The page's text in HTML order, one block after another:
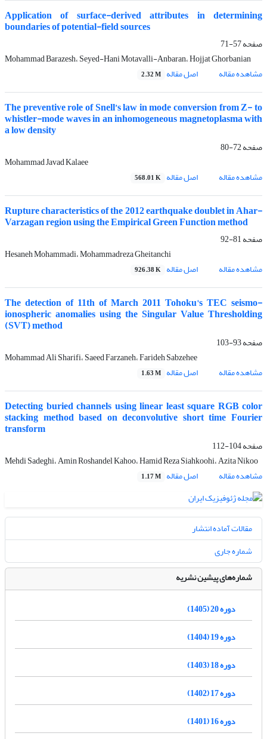
Application of surface-derived attributes in determining
boundaries of potential-field sources
صفحه57-71
Mohammad Barazesh، Seyed-Hani Motavalli-Anbaran، Hojjat Ghorbanian
مشاهده مقاله
اصل مقاله 2.32 M
The preventive role of Snell’s law in mode conversion from Z- to
whistler-mode waves in an inhomogeneous magnetoplasma with
a low density
صفحه72-80
Mohammad Javad Kalaee
مشاهده مقاله
اصل مقاله 568.01 K
Rupture characteristics of the 2012 earthquake doublet in Ahar-
Varzagan region using the Empirical Green Function method
صفحه81-92
Hesaneh Mohammadi، Mohammadreza Gheitanchi
مشاهده مقاله
اصل مقاله 926.38 K
The detection of 11th of March 2011 Tohoku's TEC seismo-
ionospheric anomalies using the Singular Value Thresholding
(SVT) method
صفحه93-103
Mohammad Ali Sharifi، Saeed Farzaneh، Farideh Sabzehee
مشاهده مقاله
اصل مقاله 1.63 M
Detecting buried channels using linear least square RGB color
stacking method based on deconvolutive short time Fourier
transform
صفحه104-112
Mehdi Sadeghi، Amin Roshandel Kahoo، Hamid Reza Siahkoohi، Azita Nikoo
مشاهده مقاله
اصل مقاله 1.17 M
مقالات آماده انتشار
شماره جاری
شماره‌های پیشین نشریه
دوره 20 (1405)
دوره 19 (1404)
دوره 18 (1403)
دوره 17 (1402)
دوره 16 (1401)